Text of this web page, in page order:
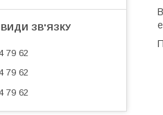
79 62
79 62
79 62